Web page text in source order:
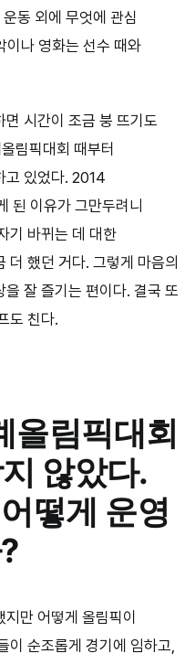
동 외에 무엇에 관심
이나 영화는 선수 때와
시간이 조금 붕 뜨기도
림픽대회 때부터
고 있었다. 2014
된 이유가 그만두려니
기 바뀌는 데 대한
더 했던 거다. 그렇게 마음의
잘 즐기는 편이다. 결국 또
도 친다.
올림픽대회
않았다.
떻게 운영
만 어떻게 올림픽이
이 순조롭게 경기에 임하고,